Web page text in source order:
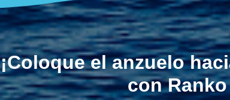
¡Coloque el anzuelo
con